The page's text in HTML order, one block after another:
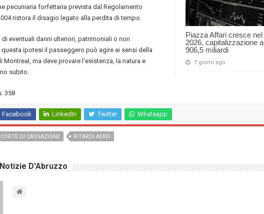
Piazza Affari cresce nel
2026, capitalizzazione a
906,5 miliardi
7 giorni ago
pecuniaria forfettaria prevista dal Regolamento
ristora il disagio legato alla perdita di tempo.
eventuali danni ulteriori, patrimoniali o non
questa ipotesi il passeggero può agire ai sensi della
Montreal, ma deve provare l’esistenza, la natura e
subito.
358
Facebook LinkedIn Twitter Whatsapp
CORTE DI CASSAZIONE RITARDI AEREI
D'Abruzzo